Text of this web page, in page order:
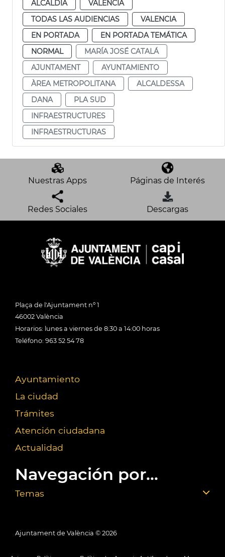
ALCALDÍA
VALENCIA
TODAS LAS AUDIENCIAS
VALENCIA
EN PORTADA
EN PORTADA TEMÁTICA
NORMAL
MARÍA JOSÉ CATALÁ
AJUNTAMENT
AYUNTAMIENTO
ÀREA METROPOLITANA
ALCALDESSA
DANA
PLA SUD
INFRAESTRUCTURES
INFRAESTRUCTURAS
Nuestras Apps Páginas de Interés
Redes Sociales Descargas
Plaça de l'Ajuntament nº 1
46002 València
Horarios: lunes a viernes de 8:30 a 14:00 horas
Teléfono: 963 52 54 78
Ayuntamiento
La ciudad
Trámites
Atención ciudadana
Actualidad
Navegación por...
Temas
Ajuntament de València © 2026